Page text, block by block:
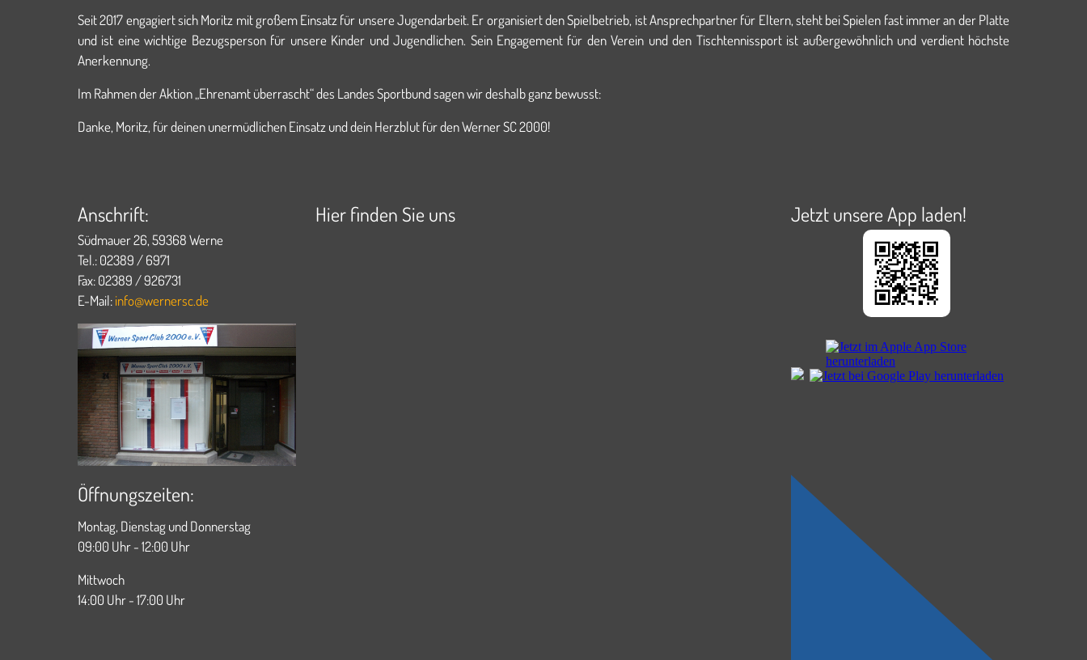
Seit 2017 engagiert sich Moritz mit großem Einsatz für unsere Jugendarbeit. Er organisiert den Spielbetrieb, ist Ansprechpartner für Eltern, steht bei Spielen fast immer an der Platte
und ist eine wichtige Bezugsperson für unsere Kinder und Jugendlichen. Sein Engagement für den Verein und den Tischtennissport ist außergewöhnlich und verdient höchste
Anerkennung.
Im Rahmen der Aktion „Ehrenamt überrascht“ des Landes Sportbund sagen wir deshalb ganz bewusst:
Danke, Moritz, für deinen unermüdlichen Einsatz und dein Herzblut für den Werner SC 2000!
Anschrift:
Südmauer 26, 59368 Werne
Tel.: 02389 / 6971
Fax: 02389 / 926731
E-Mail:info@wernersc.de
Öffnungszeiten:
Montag, Dienstag und Donnerstag
09:00 Uhr - 12:00 Uhr
Mittwoch
14:00 Uhr - 17:00 Uhr
Hier finden Sie uns Jetzt unsere App laden!